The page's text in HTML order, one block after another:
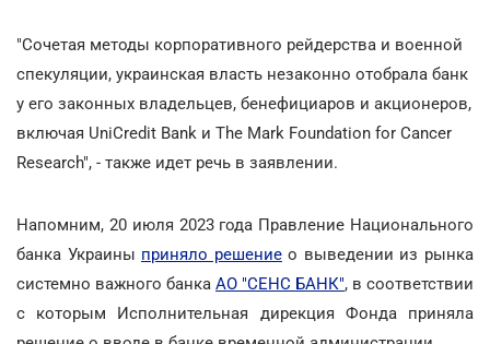
"Сочетая методы корпоративного рейдерства и военной
спекуляции, украинская власть незаконно отобрала банк
у его законных владельцев, бенефициаров и акционеров,
включая UniCredit Bank и The Mark Foundation for Cancer
Research", - также идет речь в заявлении.
Напомним, 20 июля 2023 года Правление Национального
банка Украины приняло решениео выведении из рынка
системно важного банка АО "СЕНС БАНК", в соответствии
с которым Исполнительная дирекция Фонда приняла